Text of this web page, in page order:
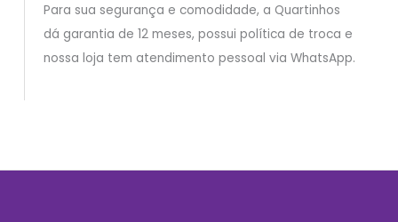
Para sua segurança e comodidade, a Quartinhos
dá garantia de 12 meses, possui política de troca e
nossa loja tem atendimento pessoal via WhatsApp.